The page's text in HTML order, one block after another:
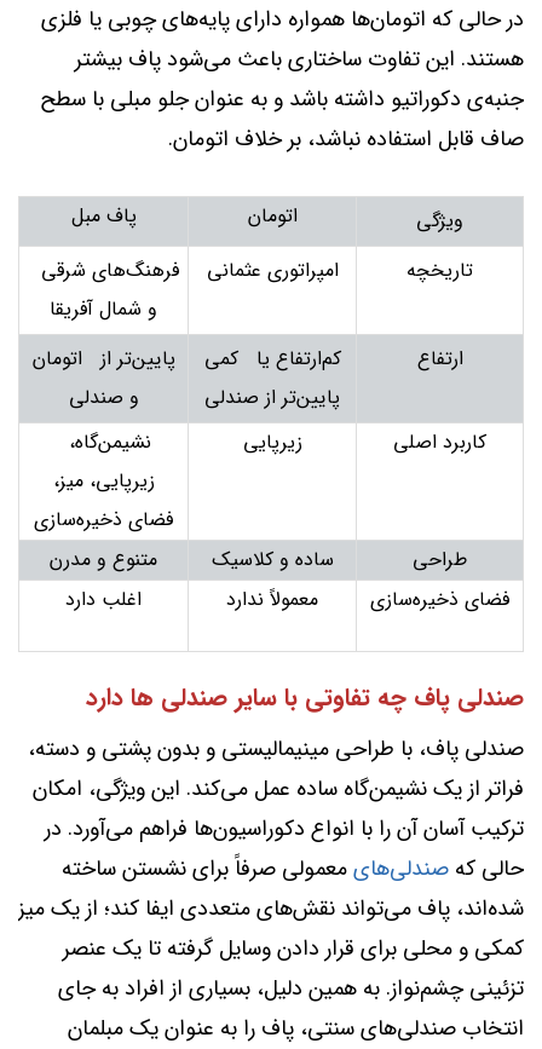
در حالی که اتومان‌ها همواره دارای پایه‌های چوبی یا فلزی
هستند. این تفاوت ساختاری باعث می‌شود پاف بیشتر
جنبه‌ی دکوراتیو داشته باشد و به عنوان جلو مبلی با سطح
صاف قابل استفاده نباشد، بر خلاف اتومان.
ویژگی اتومان
پاف مبل
تاریخچه
امپراتوری عثمانی
فرهنگ‌های شرقی
و شمال آفریقا
ارتفاع
کم‌ارتفاع یا کمی
پایین‌تر از صندلی
پایین‌تر از اتومان
و صندلی
کاربرد اصلی
زیرپایی
نشیمن‌گاه،
زیرپایی، میز،
فضای ذخیره‌سازی
طراحی
ساده و کلاسیک
متنوع و مدرن
فضای ذخیره‌سازی
معمولاً ندارد اغلب دارد
صندلی پاف چه تفاوتی با سایر صندلی ها دارد
صندلی پاف، با طراحی مینیمالیستی و بدون پشتی و دسته،
فراتر از یک نشیمن‌گاه ساده عمل می‌کند. این ویژگی، امکان
ترکیب آسان آن را با انواع دکوراسیون‌ها فراهم می‌آورد. در
حالی که صندلی‌هایمعمولی صرفاً برای نشستن ساخته
شده‌اند، پاف می‌تواند نقش‌های متعددی ایفا کند؛ از یک میز
کمکی و محلی برای قرار دادن وسایل گرفته تا یک عنصر
تزئینی چشم‌نواز. به همین دلیل، بسیاری از افراد به جای
انتخاب صندلی‌های سنتی، پاف را به عنوان یک مبلمان